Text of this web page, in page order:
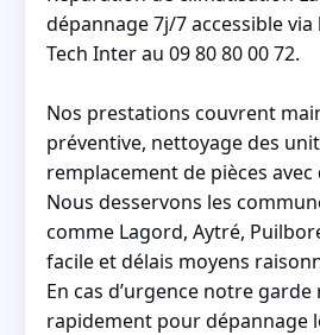
dépannage 7j/7 accessible
Tech Inter au 09 80 80 00 72.
Nos prestations couvrent
préventive, nettoyage des
remplacement de pièces
Nous desservons les
comme Lagord, Aytré,
facile et délais moyens
En cas d’urgence notre
rapidement pour dépannage